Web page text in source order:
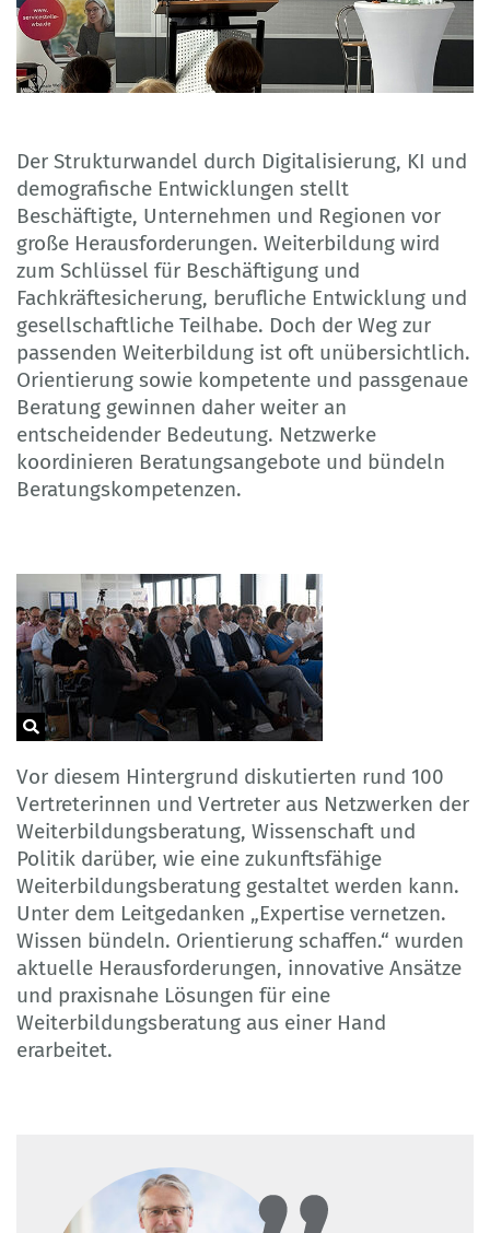
Der Strukturwandel durch Digitalisierung, KI und
demografische Entwicklungen stellt
Beschäftigte, Unternehmen und Regionen vor
große Herausforderungen. Weiterbildung wird
zum Schlüssel für Beschäftigung und
Fachkräftesicherung, berufliche Entwicklung und
gesellschaftliche Teilhabe. Doch der Weg zur
passenden Weiterbildung ist oft unübersichtlich.
Orientierung sowie kompetente und passgenaue
Beratung gewinnen daher weiter an
entscheidender Bedeutung. Netzwerke
koordinieren Beratungsangebote und bündeln
Beratungskompetenzen.
Vor diesem Hintergrund diskutierten rund 100
Vertreterinnen und Vertreter aus Netzwerken der
Weiterbildungsberatung, Wissenschaft und
Politik darüber, wie eine zukunftsfähige
Weiterbildungsberatung gestaltet werden kann.
Unter dem Leitgedanken „Expertise vernetzen.
Wissen bündeln. Orientierung schaffen.“ wurden
aktuelle Herausforderungen, innovative Ansätze
und praxisnahe Lösungen für eine
Weiterbildungsberatung aus einer Hand
erarbeitet.